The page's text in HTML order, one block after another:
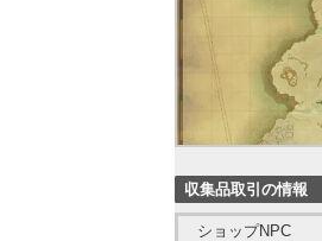
収集品取引の情報
ショップNPC